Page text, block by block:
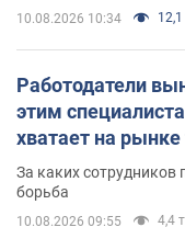
10.08.2026 10:34 12,1
Работодатели
этим
хватает на рынке
За каких сотрудников
борьба
10.08.2026 09:55 4,4